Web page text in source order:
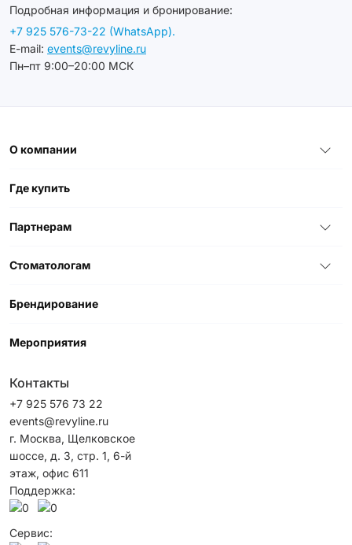
Подробная информация и бронирование:
+7 925 576-73-22 (WhatsApp).
E-mail: events@revyline.ru
Пн–пт 9:00–20:00 МСК
О компании
Где купить
Партнерам
Стоматологам
Брендирование
Мероприятия
Контакты
+7 925 576 73 22
events@revyline.ru
г. Москва, Щелковское
шоссе, д. 3, стр. 1, 6-й
этаж, офис 611
Поддержка:
Сервис: